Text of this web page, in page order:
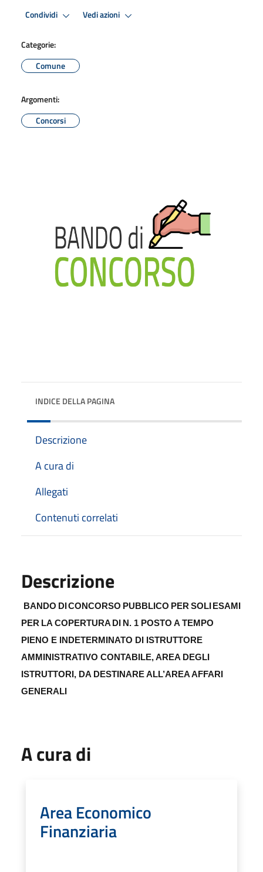
Condividi Vedi azioni
Categorie:
Comune
Argomenti:
Concorsi
INDICE DELLA PAGINA
Descrizione
A cura di
Allegati
Contenuti correlati
Descrizione
BANDO DI CONCORSO PUBBLICO PER SOLI ESAMI
PER LA COPERTURA DI N. 1 POSTO A TEMPO
PIENO E INDETERMINATO DI
ISTRUTTORE
AMMINISTRATIVO CONTABILE, AREA DEGLI
ISTRUTTORI, DA DESTINAREALL’AREA AFFARI
GENERALI
A cura di
Area Economico
Finanziaria